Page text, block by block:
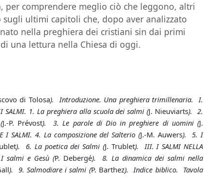
per comprendere meglio ciò che leggono, altri
ultimi capitoli che, dopo aver analizzato
nella preghiera dei cristiani sin dai primi
una lettura nella Chiesa di oggi.
di Tolosa). Introduzione. Una preghiera trimillenaria. I.
SALMI. 1. La preghiera alla scuola dei salmi (J. Nieuviarts). 2.
J.-P. Prévost). 3. Le parole di Dio in preghiere di uomini (J.
I SALMI. 4. La composizione del Salterio (J.-M. Auwers). 5. I
). 6. La poetica dei Salmi (J. Trublet). III. I SALMI NELLA
I salmi e Gesù (P. Debergé). 8. La dinamica dei salmi nella
). 9. Salmodiare i salmi (P. Barthez). Indice biblico. Tavola